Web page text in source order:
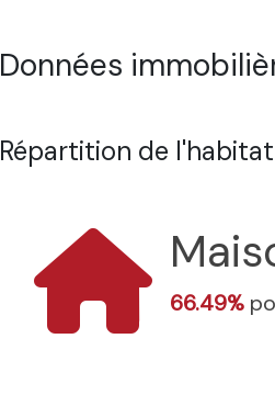
Données
Répartition de l'habitat
66.49%